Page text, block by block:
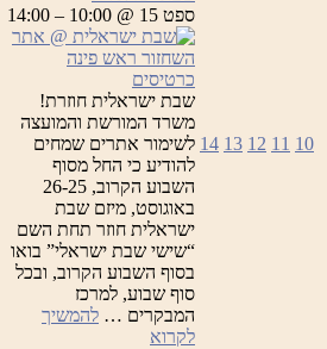
10
11
12
13
14
ספט 15 @ 10:00 – 14:00
כרטיסים
שבת ישראלית חוזרת!
משרד המורשת והמועצה
לשימור אתרים שמחים
להודיע כי החל מסוף
השבוע הקרוב, 26-25
באוגוסט, מיזם שבת
ישראלית חוזר תחת השם
“שישי שבת ישראלי” בואו
בסוף השבוע הקרוב, ובכל
סוף שבוע, למרכז
המבקרים … להמשיך
לקרוא